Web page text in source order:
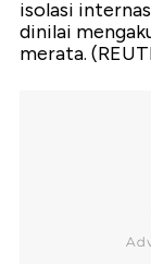
isolasi
dinilai
merata.